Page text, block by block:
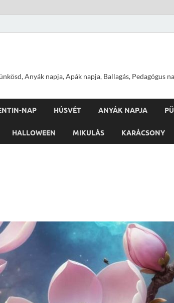
Anyák napja, Apák napja, Ballagás, Pedagógus
NAP HÚSVÉT ANYÁK NAPJA
HALLOWEEN MIKULÁS KARÁCSONY